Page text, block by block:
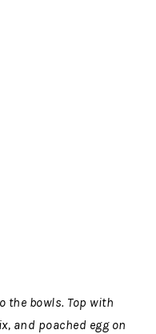
the bowls. Top with
and poached egg on